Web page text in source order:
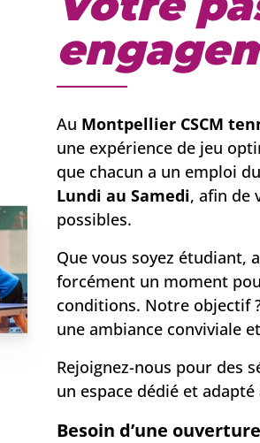
Au Montpellier CSCM
une expérience de jeu
que chacun a un emploi
Lundi au Samedi, afin de
possibles.
Que vous soyez étudiant,
forcément un moment
conditions. Notre objectif
une ambiance conviviale
Rejoignez-nous pour des
un espace dédié et
Besoin d’une